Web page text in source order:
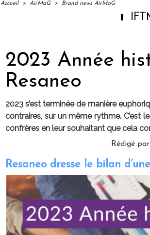
Accueil > AirMaG > Brand news AirMaG
IFTM :
2023 Année
Resaneo
2023 s’est terminée de manière
contraires, sur un même rythme.
confrères en leur souhaitant que cela
Rédigé par
Resaneo dresse le bilan